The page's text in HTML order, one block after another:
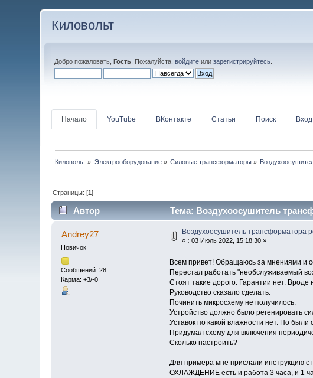
Киловольт
Добро пожаловать,Гость . Пожалуйста,войдите илизарегистрируйтесь
Начало YouTube ВКонтакте Статьи Поиск Вход
Киловольт » Электрооборудование» Силовые трансформаторы »
Страницы: [1]
Автор Тема: Воздухоосушитель
Andrey27
Новичок
Сообщений: 28
Карма: +3/-0
Воздухоосушитель трансформатора
« : 03 Июль 2022, 15:18:30 »
Всем привет! Обращаюсь за мнениями и
Перестал работать "необслуживаемый
Стоят такие дорого. Гарантии нет.
Руководство сказало сделать.
Починить микросхему не получилось.
Устройство должно было регенировать
Уставок по какой влажности нет. Но были
Придумал схему для включения
Сколько настроить?
Для примера мне прислали инструкцию с
ОХЛАЖДЕНИЕ есть и работа 3 часа, и 1